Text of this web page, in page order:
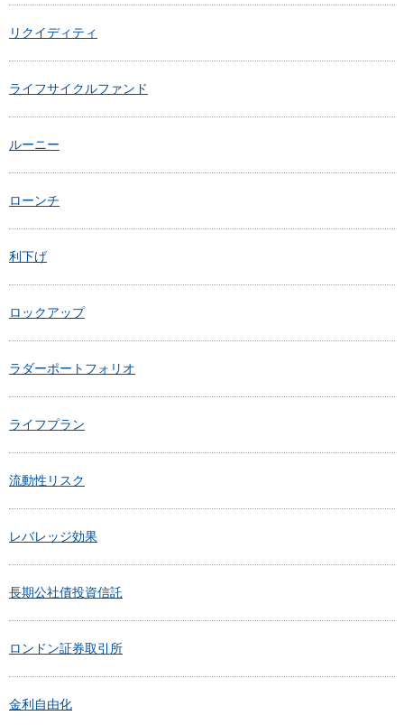
リクイディティ
ライフサイクルファンド
ルーニー
ローンチ
利下げ
ロックアップ
ラダーポートフォリオ
ライフプラン
流動性リスク
レバレッジ効果
長期公社債投資信託
ロンドン証券取引所
金利自由化